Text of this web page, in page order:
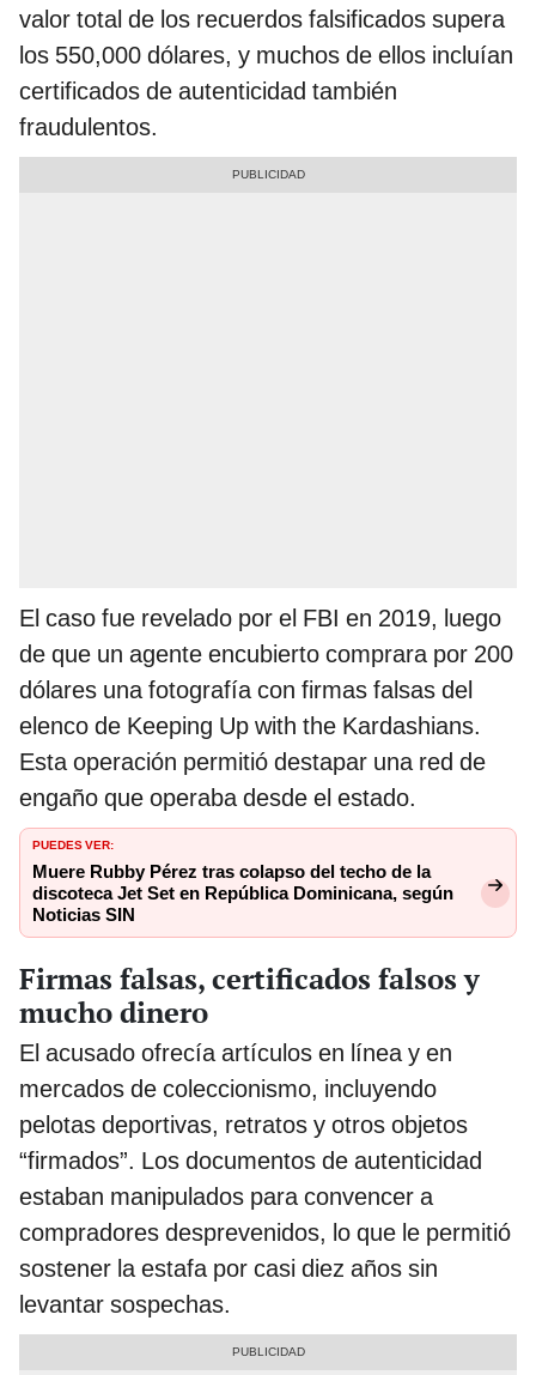
valor total de los recuerdos falsificados supera
los 550,000 dólares, y muchos de ellos incluían
certificados de autenticidad también
fraudulentos.
El caso fue revelado por el FBI en 2019, luego
de que un agente encubierto comprara por 200
dólares una fotografía con firmas falsas del
elenco de Keeping Up with the Kardashians.
Esta operación permitió destapar una red de
engaño que operaba desde el estado.
PUEDES VER:
Muere Rubby Pérez tras colapso del techo de la
discoteca Jet Set en República Dominicana, según
Noticias SIN
Firmas falsas, certificados falsos y
mucho dinero
El acusado ofrecía artículos en línea y en
mercados de coleccionismo, incluyendo
pelotas deportivas, retratos y otros objetos
“firmados”. Los documentos de autenticidad
estaban manipulados para convencer a
compradores desprevenidos, lo que le permitió
sostener la estafa por casi diez años sin
levantar sospechas.